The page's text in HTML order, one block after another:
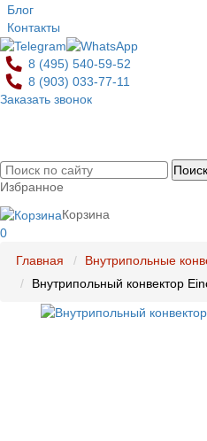
Блог
Контакты
8 (495) 540-59-52
8 (903) 033-77-11
Заказать звонок
0
Избранное
0
Корзина
Главная Внутрипольные
Внутрипольный конвектор